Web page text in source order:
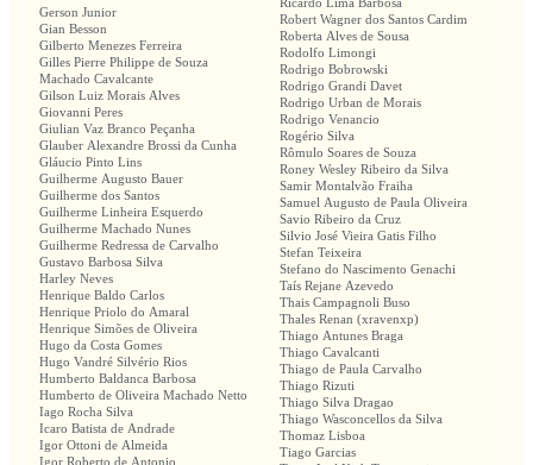
Gerson Junior
Gian Besson
Gilberto Menezes Ferreira
Gilles Pierre Philippe de Souza
Machado Cavalcante
Gilson Luiz Morais Alves
Giovanni Peres
Giulian Vaz Branco Peçanha
Glauber Alexandre Brossi da Cunha
Gláucio Pinto Lins
Guilherme Augusto Bauer
Guilherme dos Santos
Guilherme Linheira Esquerdo
Guilherme Machado Nunes
Guilherme Redressa de Carvalho
Gustavo Barbosa Silva
Harley Neves
Henrique Baldo Carlos
Henrique Priolo do Amaral
Henrique Simões de Oliveira
Hugo da Costa Gomes
Hugo Vandré Silvério Rios
Humberto Baldanca Barbosa
Humberto de Oliveira Machado Netto
Iago Rocha Silva
Icaro Batista de Andrade
Igor Ottoni de Almeida
Igor Roberto de Antonio
Ricardo Lima Barbosa
Robert Wagner dos Santos Cardim
Roberta Alves de Sousa
Rodolfo Limongi
Rodrigo Bobrowski
Rodrigo Grandi Davet
Rodrigo Urban de Morais
Rodrigo Venancio
Rogério Silva
Rômulo Soares de Souza
Roney Wesley Ribeiro da Silva
Samir Montalvão Fraiha
Samuel Augusto de Paula Oliveira
Savio Ribeiro da Cruz
Silvio José Vieira Gatis Filho
Stefan Teixeira
Stefano do Nascimento Genachi
Taís Rejane Azevedo
Thais Campagnoli Buso
Thales Renan (xravenxp)
Thiago Antunes Braga
Thiago Cavalcanti
Thiago de Paula Carvalho
Thiago Rizuti
Thiago Silva Dragao
Thiago Wasconcellos da Silva
Thomaz Lisboa
Tiago Garcias